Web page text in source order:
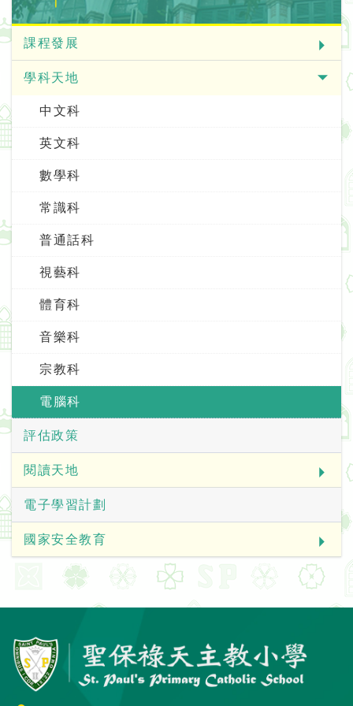
課程發展
學科天地
中文科
英文科
數學科
常識科
普通話科
視藝科
體育科
音樂科
宗教科
電腦科
評估政策
閱讀天地
電子學習計劃
國家安全教育